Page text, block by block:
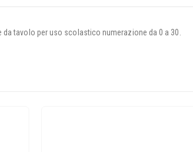
da tavolo per uso scolastico numerazione da 0 a 30.